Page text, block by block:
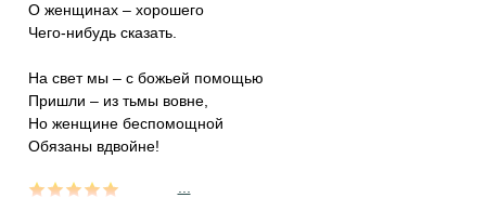
О женщинах – хорошего
Чего-нибудь сказать.
На свет мы – с божьей помощью
Пришли – из тьмы вовне,
Но женщине беспомощной
Обязаны вдвойне!